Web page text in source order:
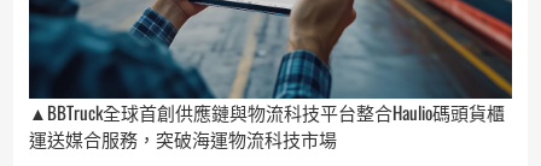
▲BBTruck全球首創供應鏈與物流科技平台整合Haulio碼頭貨櫃
運送媒合服務，突破海運物流科技市場